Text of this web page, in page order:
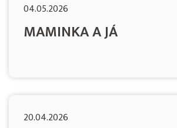
04.05.2026
MAMINKA A JÁ
20.04.2026